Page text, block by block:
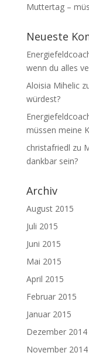
Muttertag –
Neueste
wenn du alles
Aloisia Mihelic
würdest?
müssen meine
christafriedl zu
dankbar sein?
Archiv
August 2015
Juli 2015
Juni 2015
Mai 2015
April 2015
Februar 2015
Januar 2015
Dezember 2014
November 2014